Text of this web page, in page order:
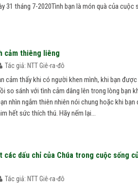
31 tháng 7-2020Tình bạn là món quà của cuộc
cảm thiêng liêng
Tác giả: NTT Giê-ra-đô
cảm thấy khi có người khen mình, khi bạn
so sánh với tình cảm dâng lên trong lòng bạn
nhìn ngắm thiên nhiên nói chung hoặc khi
hết sức thích thú. Hãy nếm lại...
các dấu chỉ của Chúa trong cuộc sống
Tác giả: NTT Giê-ra-đô